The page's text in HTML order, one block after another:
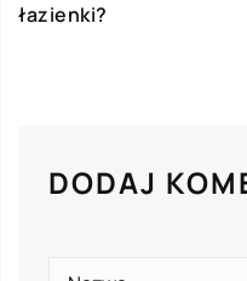
łazienki?
DODAJ